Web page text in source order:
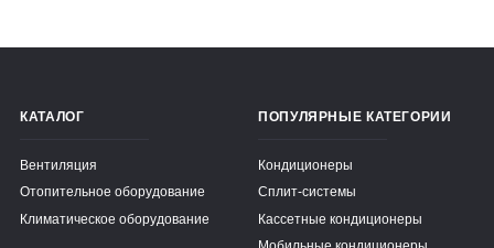
КАТАЛОГ
Вентиляция
Отопительное оборудование
Климатическое оборудование
ПОПУЛЯРНЫЕ КАТЕГОРИИ
Кондиционеры
Сплит-системы
Кассетные кондиционеры